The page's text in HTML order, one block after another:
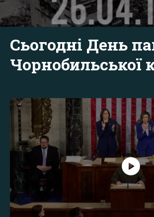
Сьогодні День
Чорнобильської